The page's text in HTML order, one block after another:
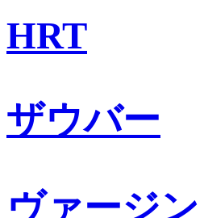
HRT
ザウバー
ヴァージン